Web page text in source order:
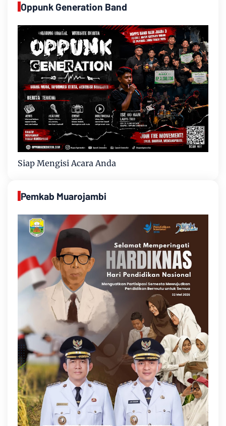
Oppunk Generation Band
Siap Mengisi Acara Anda
Pemkab Muarojambi